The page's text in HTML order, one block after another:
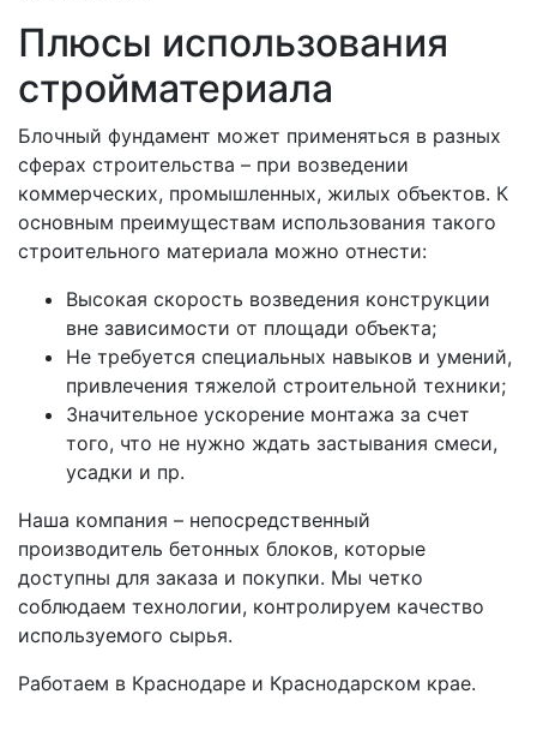
Плюсы использования
стройматериала
Блочный фундамент может применяться в разных
сферах строительства – при возведении
коммерческих, промышленных, жилых объектов. К
основным преимуществам использования такого
строительного материала можно отнести:
Высокая скорость возведения конструкции
вне зависимости от площади объекта;
Не требуется специальных навыков и умений,
привлечения тяжелой строительной техники;
Значительное ускорение монтажа за счет
того, что не нужно ждать застывания смеси,
усадки и пр.
Наша компания – непосредственный
производитель бетонных блоков, которые
доступны для заказа и покупки. Мы четко
соблюдаем технологии, контролируем качество
используемого сырья.
Работаем в Краснодаре и Краснодарском крае.